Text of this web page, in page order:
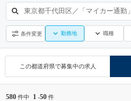
東京都千代田区／「マイカー通勤」
条件変更 勤務地 職種
この都道府県で募集中の求人
580 件中 1 -50 件